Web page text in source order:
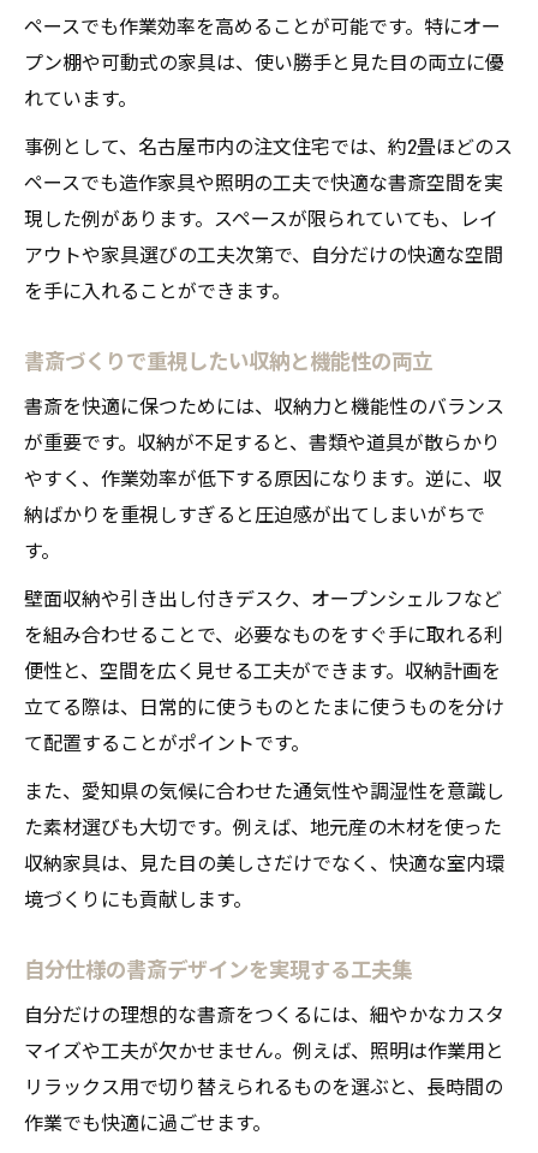
ペースでも作業効率を高めることが可能です。特にオー
プン棚や可動式の家具は、使い勝手と見た目の両立に優
れています。
事例として、名古屋市内の注文住宅では、約2畳ほどのス
ペースでも造作家具や照明の工夫で快適な書斎空間を実
現した例があります。スペースが限られていても、レイ
アウトや家具選びの工夫次第で、自分だけの快適な空間
を手に入れることができます。
書斎づくりで重視したい収納と機能性の両立
書斎を快適に保つためには、収納力と機能性のバランス
が重要です。収納が不足すると、書類や道具が散らかり
やすく、作業効率が低下する原因になります。逆に、収
納ばかりを重視しすぎると圧迫感が出てしまいがちで
す。
壁面収納や引き出し付きデスク、オープンシェルフなど
を組み合わせることで、必要なものをすぐ手に取れる利
便性と、空間を広く見せる工夫ができます。収納計画を
立てる際は、日常的に使うものとたまに使うものを分け
て配置することがポイントです。
また、愛知県の気候に合わせた通気性や調湿性を意識し
た素材選びも大切です。例えば、地元産の木材を使った
収納家具は、見た目の美しさだけでなく、快適な室内環
境づくりにも貢献します。
自分仕様の書斎デザインを実現する工夫集
自分だけの理想的な書斎をつくるには、細やかなカスタ
マイズや工夫が欠かせません。例えば、照明は作業用と
リラックス用で切り替えられるものを選ぶと、長時間の
作業でも快適に過ごせます。